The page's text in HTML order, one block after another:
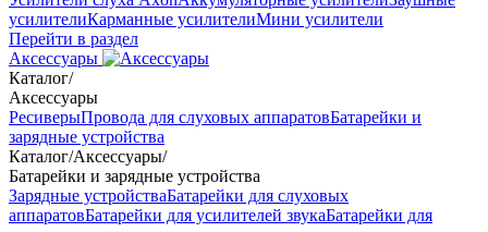
усилителиКарманные усилителиМини усилители
Перейти в раздел
Аксессуары
Каталог/
Аксессуары
РесиверыПровода для слуховых аппаратовБатарейки и
зарядные устройства
Каталог/Аксессуары/
Батарейки и зарядные устройства
Зарядные устройстваБатарейки для слуховых
аппаратовБатарейки для усилителей звукаБатарейки для